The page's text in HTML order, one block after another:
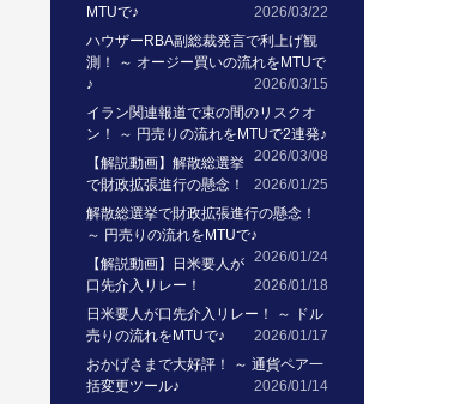
MTUで♪
2026/03/22
ハウザーRBA副総裁発言で利上げ観
測！ ～ オージー買いの流れをMTUで
♪
2026/03/15
イラン関連報道で束の間のリスクオ
ン！ ～ 円売りの流れをMTUで2連発♪
2026/03/08
【解説動画】解散総選挙
で財政拡張進行の懸念！
2026/01/25
解散総選挙で財政拡張進行の懸念！
～ 円売りの流れをMTUで♪
2026/01/24
【解説動画】日米要人が
口先介入リレー！
2026/01/18
日米要人が口先介入リレー！ ～ ドル
売りの流れをMTUで♪
2026/01/17
おかげさまで大好評！ ～ 通貨ペア一
括変更ツール♪
2026/01/14